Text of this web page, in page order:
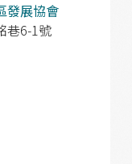
發展協會
巷6-1號